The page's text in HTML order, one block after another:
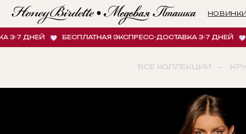
НОВИНКИ
БЕСПЛАТНАЯ ЭКСПРЕСС-ДОСТАВКА 3-7 ДНЕЙ
ВСЕ КОЛЛЕКЦИИ →